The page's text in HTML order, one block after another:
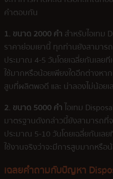
คำตอบกัน
1. ขนาด 2000 คำ สำหรับไอเทม
ราคาย่อมเยานี้ ทุกท่านยังสามาร
ประมาณ 4-5 วันโดยเฉลี่ยกันเลย
ใช้มากหรือน้อยเพียงใดอีกต่างห
สูบที่ผลิตพอดี และ น่าลองไม่น้อยเ
2. ขนาด 5000 คำไอเทม
มาตรฐานดังกล่าวนี้ยังสามารถที่จ
ประมาณ 5-10 วันโดยเฉลี่ยกันเ
ใช้งานจริงว่าจะมีการสูบมากหรือ
เฉลยคำถามกับปัญหา